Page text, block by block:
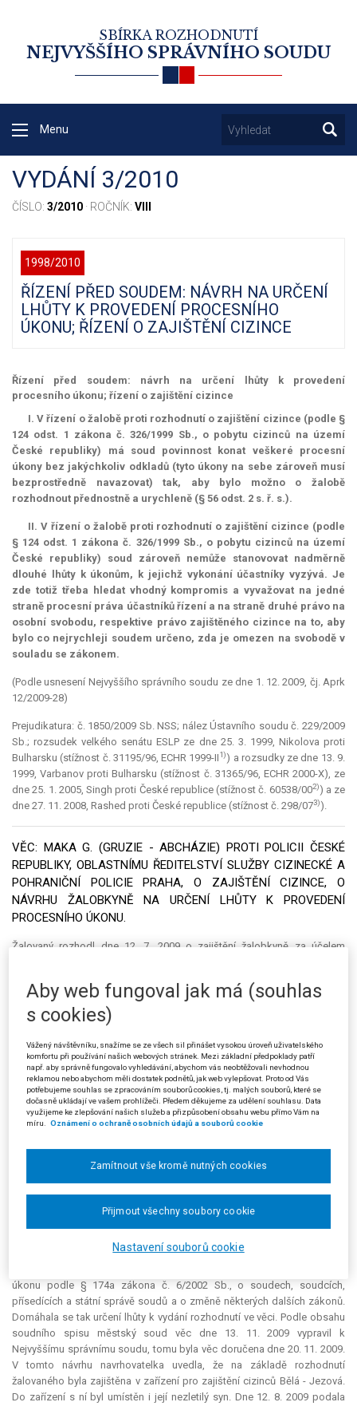
SBÍRKA ROZHODNUTÍ
NEJVYŠŠÍHO SPRÁVNÍHO SOUDU
Menu
VYDÁNÍ 3/2010
ČÍSLO: 3/2010 · ROČNÍK: VIII
1998/2010
ŘÍZENÍ PŘED SOUDEM: NÁVRH NA URČENÍ
LHŮTY K PROVEDENÍ PROCESNÍHO
ÚKONU; ŘÍZENÍ O ZAJIŠTĚNÍ CIZINCE
Řízení před soudem: návrh na určení lhůty k provedení
procesního úkonu; řízení o zajištění cizince
I. V řízení o žalobě proti rozhodnutí o zajištění cizince (podle §
124 odst. 1 zákona č. 326/1999 Sb., o pobytu cizinců na území
České republiky) má soud povinnost konat veškeré procesní
úkony bez jakýchkoliv odkladů (tyto úkony na sebe zároveň musí
bezprostředně navazovat) tak, aby bylo možno o žalobě
rozhodnout přednostně a urychleně (§ 56 odst. 2 s. ř. s.).
II. V řízení o žalobě proti rozhodnutí o zajištění cizince (podle
§ 124 odst. 1 zákona č. 326/1999 Sb., o pobytu cizinců na území
České republiky) soud zároveň nemůže stanovovat nadměrně
dlouhé lhůty k úkonům, k jejichž vykonání účastníky vyzývá. Je
zde totiž třeba hledat vhodný kompromis a vyvažovat na jedné
straně procesní práva účastníků řízení a na straně druhé právo na
osobní svobodu, respektive právo zajištěného cizince na to, aby
bylo co nejrychleji soudem určeno, zda je omezen na svobodě v
souladu se zákonem.
(Podle usnesení Nejvyššího správního soudu ze dne 1. 12. 2009, čj. Aprk
12/2009-28)
Prejudikatura: č. 1850/2009 Sb. NSS; nález Ústavního soudu č. 229/2009
Sb.; rozsudek velkého senátu ESLP ze dne 25. 3. 1999, Nikolova proti
Bulharsku (stížnost č. 31195/96, ECHR 1999-II1)) a rozsudky ze dne 13. 9.
1999, Varbanov proti Bulharsku (stížnost č. 31365/96, ECHR 2000-X), ze
dne 25. 1. 2005, Singh proti České republice (stížnost č. 60538/002)) a ze
dne 27. 11. 2008, Rashed proti České republice (stížnost č. 298/073)).
VĚC: MAKA G. (GRUZIE - ABCHÁZIE) PROTI POLICII ČESKÉ
REPUBLIKY, OBLASTNÍMU ŘEDITELSTVÍ SLUŽBY CIZINECKÉ A
POHRANIČNÍ POLICIE PRAHA, O ZAJIŠTĚNÍ CIZINCE, O
NÁVRHU ŽALOBKYNĚ NA URČENÍ LHŮTY K PROVEDENÍ
PROCESNÍHO ÚKONU.
Žalovaný rozhodl dne 12. 7. 2009 o zajištění žalobkyně za účelem
Žalobou zaslanou Městskému soudu v Praze faxem dne 11. 8. 2009 (v
písemném vyhotovení doručenou dne 14. 8. 2009) se žalobkyně
domáhala podle § 65 s. ř. s. zrušení uvedeného rozhodnutí žalovaného.
Dne 21. 9. 2009 učinil soudce městského soudu pokyny pro vyššího
soudního úředníka, který následně přípisem ze dne 30. 9. 2009
(doručeným žalobkyni dne 7. 10. 2009) vyzval žalobkyni, aby ve lhůtě do
čtrnácti dnů od doručení této výzvy prokázala své osobní a majetkové
poměry za účelem rozhodnutí o její žádosti o přiznání osvobození od
placení soudních poplatků. Vyplněný formulář potvrzení o osobních a
poté usnesením ze dne 15. 10. 2009 přiznal žalobkyni osvobození od
zaslal městský soud kopii žaloby žalovanému a zároveň mu uložil, aby
do patnácti dnů od doručení této výzvy předložil soudu úplný spisový
Žalobkyně (navrhovatelka) se svým podáním doručeným dne 10. 11.
úkonu podle § 174a zákona č. 6/2002 Sb., o soudech, soudcích,
přísedících a státní správě soudů a o změně některých dalších zákonů.
Domáhala se tak určení lhůty k vydání rozhodnutí ve věci. Podle obsahu
soudního spisu městský soud věc dne 13. 11. 2009 vypravil k
Nejvyššímu správnímu soudu, tomu byla věc doručena dne 20. 11. 2009.
V tomto návrhu navrhovatelka uvedla, že na základě rozhodnutí
žalovaného byla zajištěna v zařízení pro zajištění cizinců Bělá - Jezová.
Do zařízení s ní byl umístěn i její nezletilý syn. Dne 12. 8. 2009 podala
Aby web fungoval jak má (souhlas
s cookies)
Vážený návštěvníku, snažíme se ze všech sil přinášet vysokou úroveň uživatelského
komfortu při používání našich webových stránek. Mezi základní předpoklady patří
např. aby správně fungovalo vyhledávání, abychom vás neobtěžovali nevhodnou
reklamou nebo abychom měli dostatek podnětů, jak web vylepšovat. Proto od Vás
potřebujeme souhlas se zpracováním souborů cookies, tj. malých souborů, které se
dočasně ukládají ve vašem prohlížeči. Předem děkujeme za udělení souhlasu. Data
využijeme ke zlepšování našich služeb a přizpůsobení obsahu webu přímo Vám na
míru.
Oznámení o ochraně osobních údajů a souborů cookie
Nastavení souborů cookie
Zamítnout vše kromě nutných cookies
Přijmout všechny soubory cookie